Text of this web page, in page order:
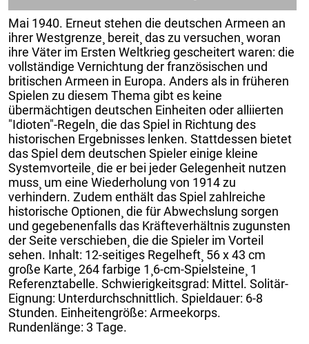
Mai 1940. Erneut stehen die deutschen Armeen an
ihrer Westgrenze¸ bereit¸ das zu versuchen¸ woran
ihre Väter im Ersten Weltkrieg gescheitert waren: die
vollständige Vernichtung der französischen und
britischen Armeen in Europa. Anders als in früheren
Spielen zu diesem Thema gibt es keine
übermächtigen deutschen Einheiten oder alliierten
"Idioten"-Regeln¸ die das Spiel in Richtung des
historischen Ergebnisses lenken. Stattdessen bietet
das Spiel dem deutschen Spieler einige kleine
Systemvorteile¸ die er bei jeder Gelegenheit nutzen
muss¸ um eine Wiederholung von 1914 zu
verhindern. Zudem enthält das Spiel zahlreiche
historische Optionen¸ die für Abwechslung sorgen
und gegebenenfalls das Kräfteverhältnis zugunsten
der Seite verschieben¸ die die Spieler im Vorteil
sehen. Inhalt: 12-seitiges Regelheft¸ 56 x 43 cm
große Karte¸ 264 farbige 1¸6-cm-Spielsteine¸ 1
Referenztabelle. Schwierigkeitsgrad: Mittel. Solitär-
Eignung: Unterdurchschnittlich. Spieldauer: 6-8
Stunden. Einheitengröße: Armeekorps.
Rundenlänge: 3 Tage.